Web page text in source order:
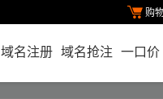
购
域名注册 域名抢注 一口价